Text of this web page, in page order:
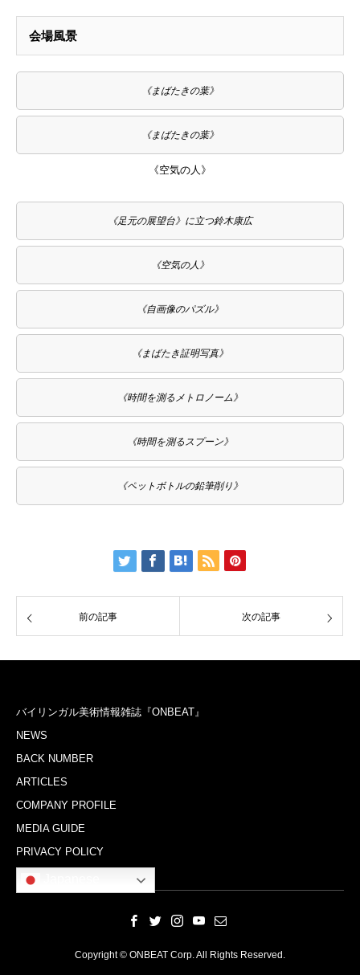
会場風景
《まばたきの葉》
《まばたきの葉》
《空気の人》
《足元の展望台》に立つ鈴木康広
《空気の人》
《自画像のパズル》
《まばたき証明写真》
《時間を測るメトロノーム》
《時間を測るスプーン》
《ペットボトルの鉛筆削り》
前の記事 次の記事
バイリンガル美術情報雑誌『ONBEAT』
NEWS
BACK NUMBER
ARTICLES
COMPANY PROFILE
MEDIA GUIDE
PRIVACY POLICY
Copyright © ONBEAT Corp. All Rights Reserved.